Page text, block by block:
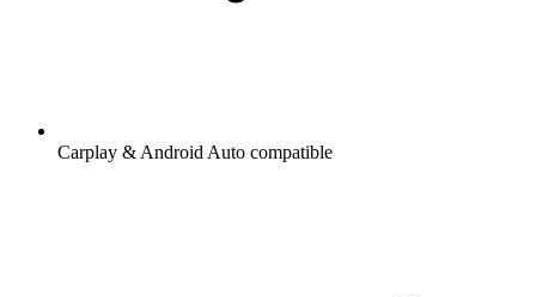
Carplay & Android Auto compatible